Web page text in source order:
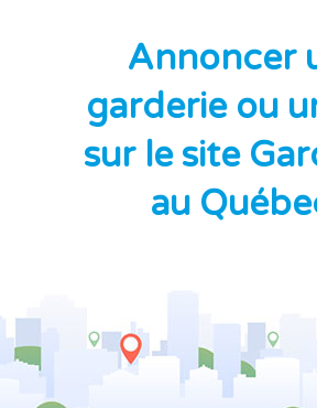
Annoncer
garderie ou
sur le site
au